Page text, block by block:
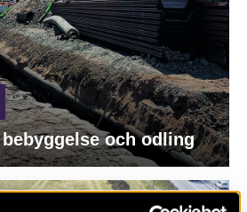
och odling